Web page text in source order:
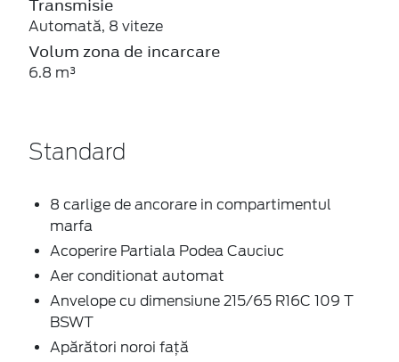
Transmisie
Automată, 8 viteze
Volum zona de incarcare
6.8 m³
Standard
8 carlige de ancorare in compartimentul
marfa
Acoperire Partiala Podea Cauciuc
Aer conditionat automat
Anvelope cu dimensiune 215/65 R16C 109 T
BSWT
Apărători noroi față